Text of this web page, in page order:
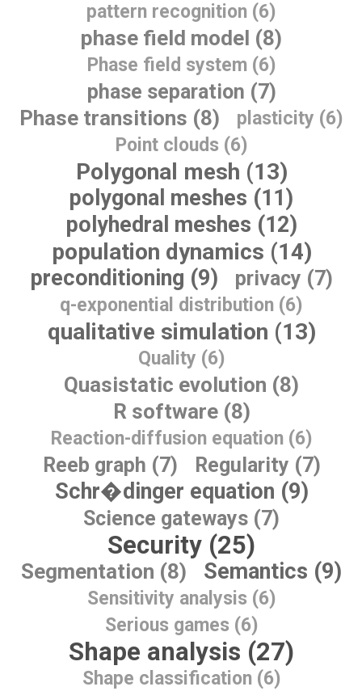
pattern recognition (6)
phase field model (8)
Phase field system (6)
phase separation (7)
Phase transitions (8)
plasticity (6)
Point clouds (6)
Polygonal mesh (13)
polygonal meshes (11)
polyhedral meshes (12)
population dynamics (14)
preconditioning (9) privacy (7)
q-exponential distribution (6)
qualitative simulation (13)
Quality (6)
Quasistatic evolution (8)
R software (8)
Reaction-diffusion equation (6)
Reeb graph (7) Regularity (7)
Schr�dinger equation (9)
Science gateways (7)
Security (25)
Segmentation (8) Semantics (9)
Sensitivity analysis (6)
Serious games (6)
Shape analysis (27)
Shape classification (6)